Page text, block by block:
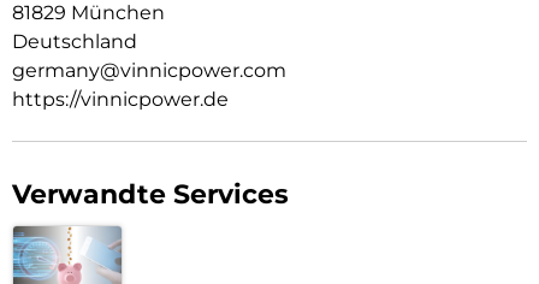
81829 München
Deutschland
germany@vinnicpower.com
https://vinnicpower.de
Verwandte Services